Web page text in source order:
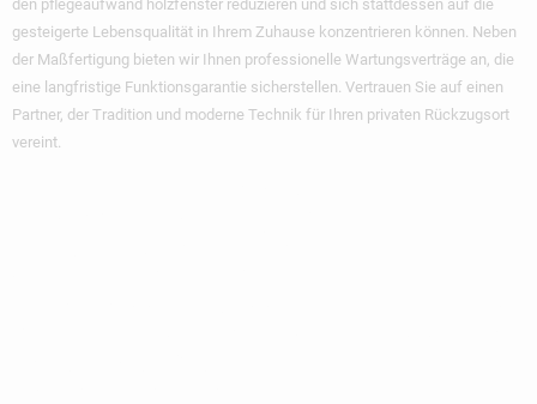
den pflegeaufwand holzfenster reduzieren und sich stattdessen auf die
gesteigerte Lebensqualität in Ihrem Zuhause konzentrieren können. Neben
der Maßfertigung bieten wir Ihnen professionelle Wartungsverträge an, die
eine langfristige Funktionsgarantie sicherstellen. Vertrauen Sie auf einen
Partner, der Tradition und moderne Technik für Ihren privaten Rückzugsort
vereint.